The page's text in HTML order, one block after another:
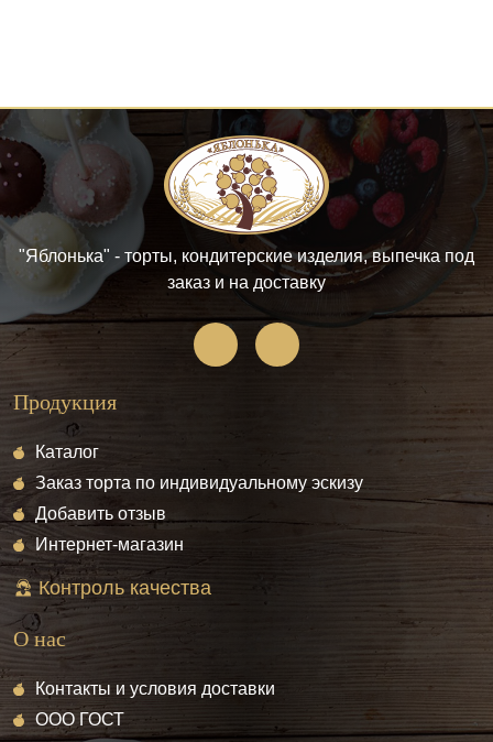
"Яблонька" - торты, кондитерские изделия, выпечка под
заказ и на доставку
Продукция
Каталог
Заказ торта по индивидуальному эскизу
Добавить отзыв
Интернет-магазин
Контроль качества
О нас
Контакты и условия доставки
ООО ГОСТ